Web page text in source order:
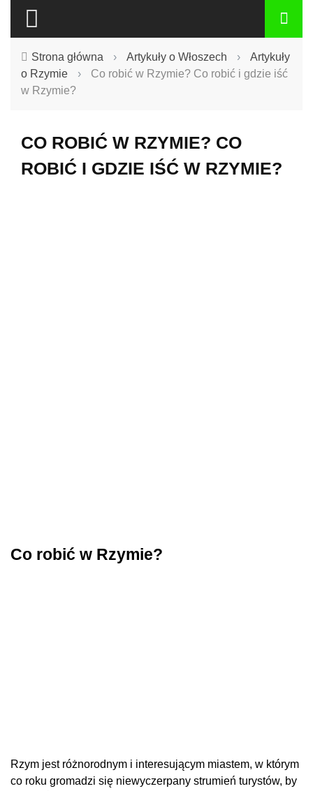
Strona główna › Artykuły o Włoszech ›
Artykuły
o Rzymie
›
Co robić w Rzymie? Co robić i gdzie iść
w Rzymie?
CO ROBIĆ W RZYMIE? CO
ROBIĆ I GDZIE IŚĆ W RZYMIE?
Co robić w Rzymie?
Rzym jest różnorodnym i interesującym miastem, w którym
co roku gromadzi się niewyczerpany strumień turystów, by